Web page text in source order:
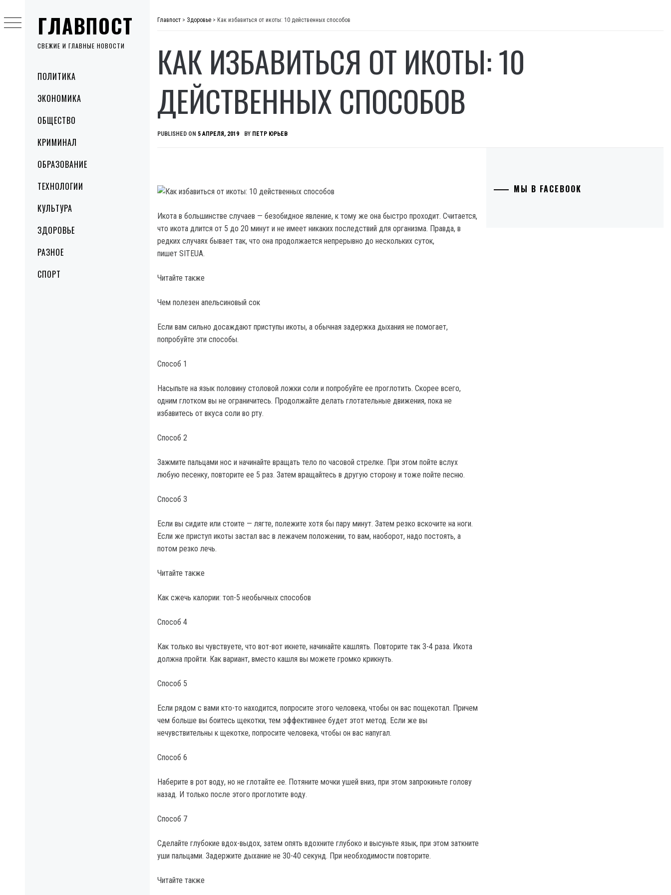
ГЛАВПОСТ
СВЕЖИЕ И ГЛАВНЫЕ НОВОСТИ
MenuПОЛИТИКА
ЭКОНОМИКА
ОБЩЕСТВО
КРИМИНАЛ
ОБРАЗОВАНИЕ
ТЕХНОЛОГИИ
КУЛЬТУРА
ЗДОРОВЬЕ
РАЗНОЕ
СПОРТ
to
content
Главпост > Здоровье > Как избавиться от икоты: 10 действенных способов
КАК ИЗБАВИТЬСЯ ОТ ИКОТЫ: 10
ДЕЙСТВЕННЫХ СПОСОБОВ
PUBLISHED ON 5 АПРЕЛЯ, 2019 BY ПЕТР ЮРЬЕВ
Икота в большинстве случаев — безобидное явление, к тому же она быстро проходит. Считается,
что икота длится от 5 до 20 минут и не имеет никаких последствий для организма. Правда, в
редких случаях бывает так, что она продолжается непрерывно до нескольких суток,
пишет SITEUA.
Читайте также
Чем полезен апельсиновый сок
Если вам сильно досаждают приступы икоты, а обычная задержка дыхания не помогает,
попробуйте эти способы.
Способ 1
Насыпьте на язык половину столовой ложки соли и попробуйте ее проглотить. Скорее всего,
одним глотком вы не ограничитесь. Продолжайте делать глотательные движения, пока не
избавитесь от вкуса соли во рту.
Способ 2
Зажмите пальцами нос и начинайте вращать тело по часовой стрелке. При этом пойте вслух
любую песенку, повторите ее 5 раз. Затем вращайтесь в другую сторону и тоже пойте песню.
Способ 3
Если вы сидите или стоите — лягте, полежите хотя бы пару минут. Затем резко вскочите на ноги.
Если же приступ икоты застал вас в лежачем положении, то вам, наоборот, надо постоять, а
потом резко лечь.
Читайте также
Как сжечь калории: топ-5 необычных способов
Способ 4
Как только вы чувствуете, что вот-вот икнете, начинайте кашлять. Повторите так 3-4 раза. Икота
должна пройти. Как вариант, вместо кашля вы можете громко крикнуть.
Способ 5
Если рядом с вами кто-то находится, попросите этого человека, чтобы он вас пощекотал. Причем
чем больше вы боитесь щекотки, тем эффективнее будет этот метод. Если же вы
нечувствительны к щекотке, попросите человека, чтобы он вас напугал.
Способ 6
Наберите в рот воду, но не глотайте ее. Потяните мочки ушей вниз, при этом запрокиньте голову
назад. И только после этого проглотите воду.
Способ 7
Сделайте глубокие вдох-выдох, затем опять вдохните глубоко и высуньте язык, при этом заткните
уши пальцами. Задержите дыхание не 30-40 секунд. При необходимости повторите.
Читайте также
МЫ В FACEBOOK